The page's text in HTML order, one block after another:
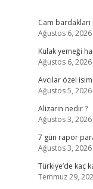
Cam
Ağustos 6, 2026
Kulak yemeği
Ağustos 6, 2026
Avcılar özel
Ağustos 5, 2026
Alizarin nedir ?
Ağustos 3, 2026
7 gün rapor
Ağustos 3, 2026
Türkiye’de kaç
Temmuz 29,